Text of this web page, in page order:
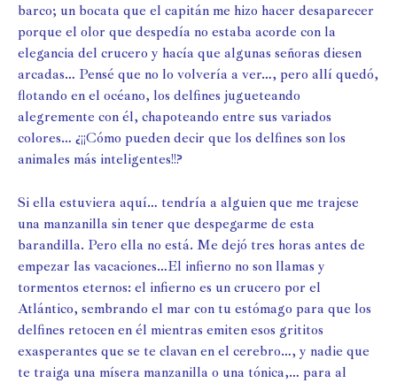
barco; un bocata que el capitán me hizo hacer desaparecer
porque el olor que despedía no estaba acorde con la
elegancia del crucero y hacía que algunas señoras diesen
arcadas… Pensé que no lo volvería a ver…, pero allí quedó,
flotando en el océano, los delfines jugueteando
alegremente con él, chapoteando entre sus variados
colores… ¿¡¡Cómo pueden decir que los delfines son los
animales más inteligentes!!?
Si ella estuviera aquí… tendría a alguien que me trajese
una manzanilla sin tener que despegarme de esta
barandilla. Pero ella no está. Me dejó tres horas antes de
empezar las vacaciones…El infierno no son llamas y
tormentos eternos: el infierno es un crucero por el
Atlántico, sembrando el mar con tu estómago para que los
delfines retocen en él mientras emiten esos grititos
exasperantes que se te clavan en el cerebro…, y nadie que
te traiga una mísera manzanilla o una tónica,… para al